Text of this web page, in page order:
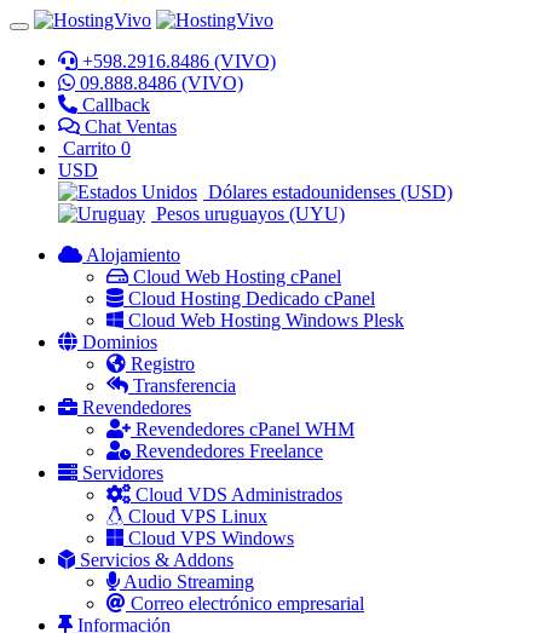
+598.2916.8486 (VIVO)
09.888.8486 (VIVO)
Callback
Chat Ventas
Carrito 0
USD
Dólares estadounidenses (USD)
Pesos uruguayos (UYU)
Alojamiento
Cloud Web Hosting cPanel
Cloud Hosting Dedicado cPanel
Cloud Web Hosting Windows Plesk
Dominios
Registro
Transferencia
Revendedores
Revendedores cPanel WHM
Revendedores Freelance
Servidores
Cloud VDS Administrados
Cloud VPS Linux
Cloud VPS Windows
Servicios & Addons
Audio Streaming
Correo electrónico empresarial
Información